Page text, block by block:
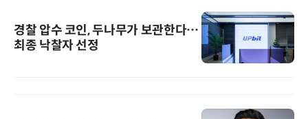
경찰 압수 코인, 두나무가 보관한다…
최종 낙찰자 선정